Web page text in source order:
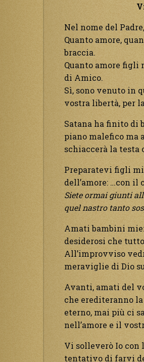
Nel nome del
Quanto amore,
braccia.
Quanto amore figli
di Amico.
Sì, sono venuto in
vostra libertà, per
Satana ha finito di
piano malefico ma
schiaccerà la testa
Preparatevi figli
dell’amore: …con il
Siete ormai giunti
quel nastro tanto
Amati bambini
desiderosi che
All’improvviso
meraviglie di Dio
Avanti, amati del
che erediteranno
eterno, mai più ci
nell’amore e il
Vi solleverò Io con
tentativo di farvi